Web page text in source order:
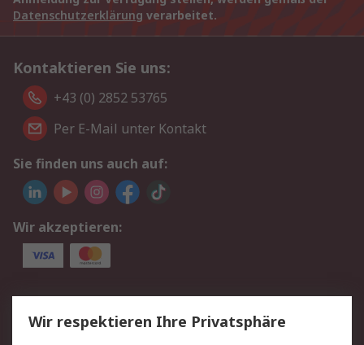
Datenschutzerklärung verarbeitet.
Kontaktieren Sie uns:
+43 (0) 2852 53765
Per E-Mail unter Kontakt
Sie finden uns auch auf:
Wir akzeptieren:
Service
Value Added Services
Lieferlösungen
Wir respektieren Ihre Privatsphäre